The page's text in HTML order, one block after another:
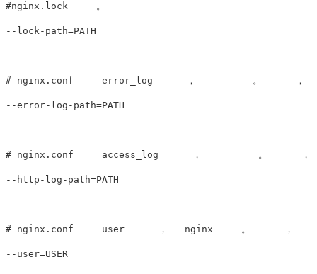
#nginx.lock     。
--lock-path=PATH
# nginx.conf     error_log      ，          。      ，
--error-log-path=PATH
# nginx.conf     access_log      ，          。      ，
--http-log-path=PATH
# nginx.conf     user      ，   nginx     。      ，
--user=USER